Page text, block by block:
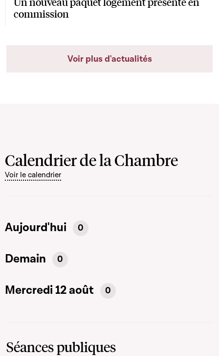
commission
Voir plus d'actualités
Calendrier de la Chambre
Voir le calendrier
Aujourd'hui 0
Demain 0
Mercredi 12 août 0
Séances publiques